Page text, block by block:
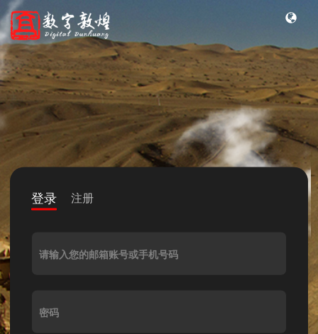
登录 注册
请输入您的邮箱账号或手机号码
密码